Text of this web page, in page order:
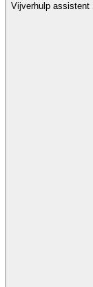
Vijverhulp assistent